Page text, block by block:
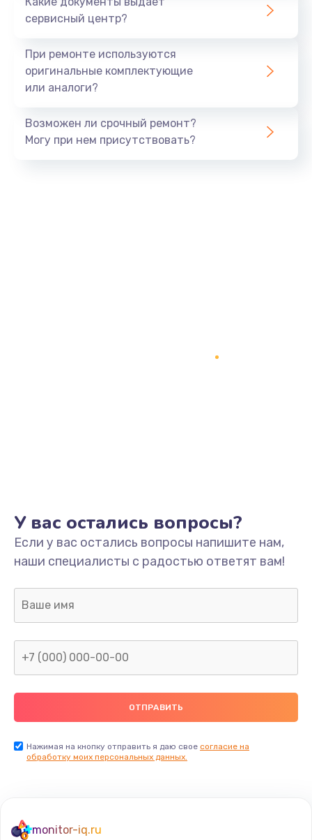
сервисный центр?
При ремонте используются
оригинальные комплектующие
или аналоги?
Возможен ли срочный ремонт?
Могу при нем присутствовать?
У вас остались вопросы?
Если у вас остались вопросы напишите нам,
наши специалисты с радостью ответят вам!
Нажимая на кнопку отправить я даю свое согласие на
обработку моих персональных данных.
monitor-iq.ru